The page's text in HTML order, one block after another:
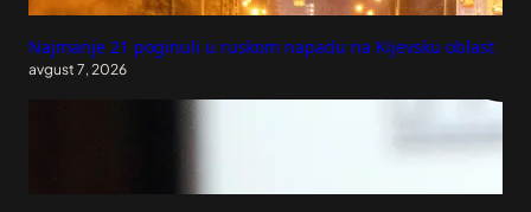
Najmanje 21 poginuli u ruskom napadu na Kijevsku oblast
avgust 7, 2026